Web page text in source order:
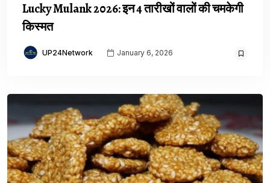
Lucky Mulank 2026: इन 4 तारीखों वालों की चमकेगी
किस्मत
UP24Network January 6, 2026